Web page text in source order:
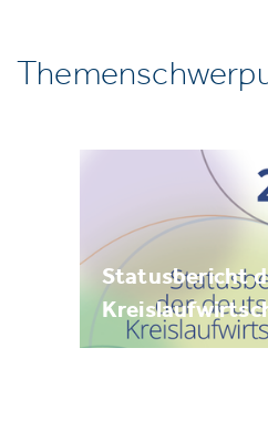
Statusbericht